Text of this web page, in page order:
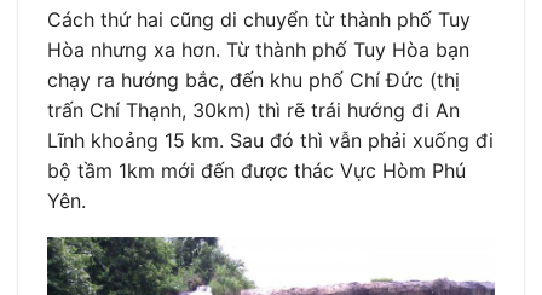
Cách thứ hai cũng di chuyển từ thành phố Tuy
Hòa nhưng xa hơn. Từ thành phố Tuy Hòa bạn
chạy ra hướng bắc, đến khu phố Chí Đức (thị
trấn Chí Thạnh, 30km) thì rẽ trái hướng đi An
Lĩnh khoảng 15 km. Sau đó thì vẫn phải xuống đi
bộ tầm 1km mới đến được thác Vực Hòm Phú
Yên.